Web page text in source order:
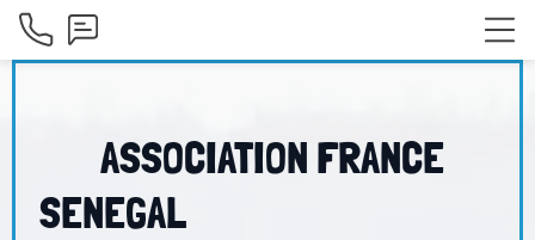
ASSOCIATION FRANCE
SENEGAL